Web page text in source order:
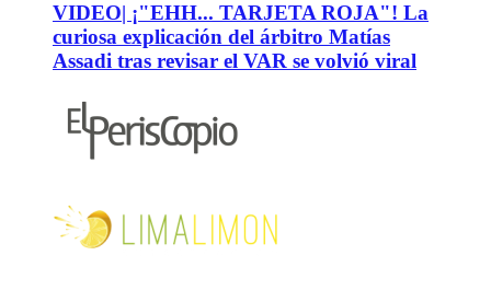
VIDEO| ¡"EHH... TARJETA ROJA"! La
curiosa explicación del árbitro Matías
Assadi tras revisar el VAR se volvió viral